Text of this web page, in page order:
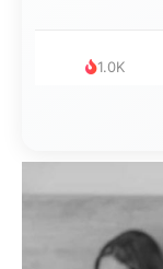
1.0K